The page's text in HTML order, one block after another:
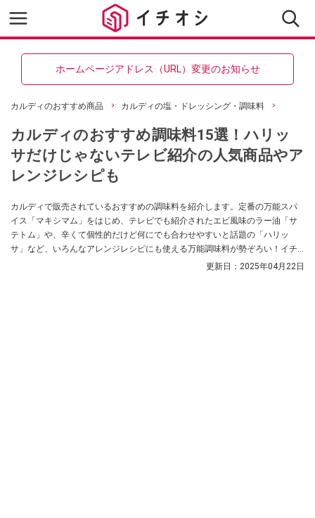
ホームページアドレス（URL）変更のお知らせ
カルディのおすすめ商品 カルディの塩・ドレッシング・調味料
カルディのおすすめ調味料15選！ハリッ
サだけじゃないテレビ紹介の人気商品やア
レンジレシピも
カルディで販売されているおすすめの調味料を紹介します。定番の万能スパ
イス「マキシマム」をはじめ、テレビでも紹介されたエビ風味のラー油「サ
テトム」や、辛くて個性的だけど何にでも合わせやすいと話題の「ハリッ
サ」など、いろんなアレンジレシピにも使える万能調味料が勢ぞろい！イチ
更新日： 2025年04月22日